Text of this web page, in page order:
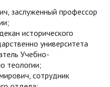
заслуженный профессор
исторического
университета
Учебно-
теологии;
сотрудник